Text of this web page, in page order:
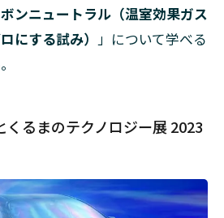
ンニュートラル（温室効果ガス
にする試み） 」について学べる
くるまのテクノロジー展 2023